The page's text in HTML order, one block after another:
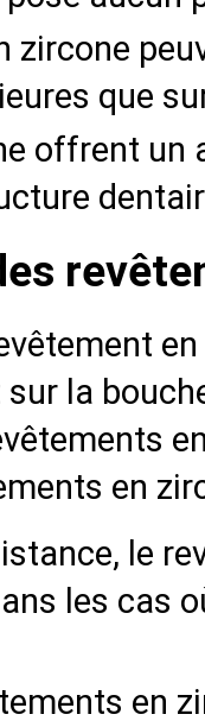
zircone
que
offrent un
la
en
le
les cas
en